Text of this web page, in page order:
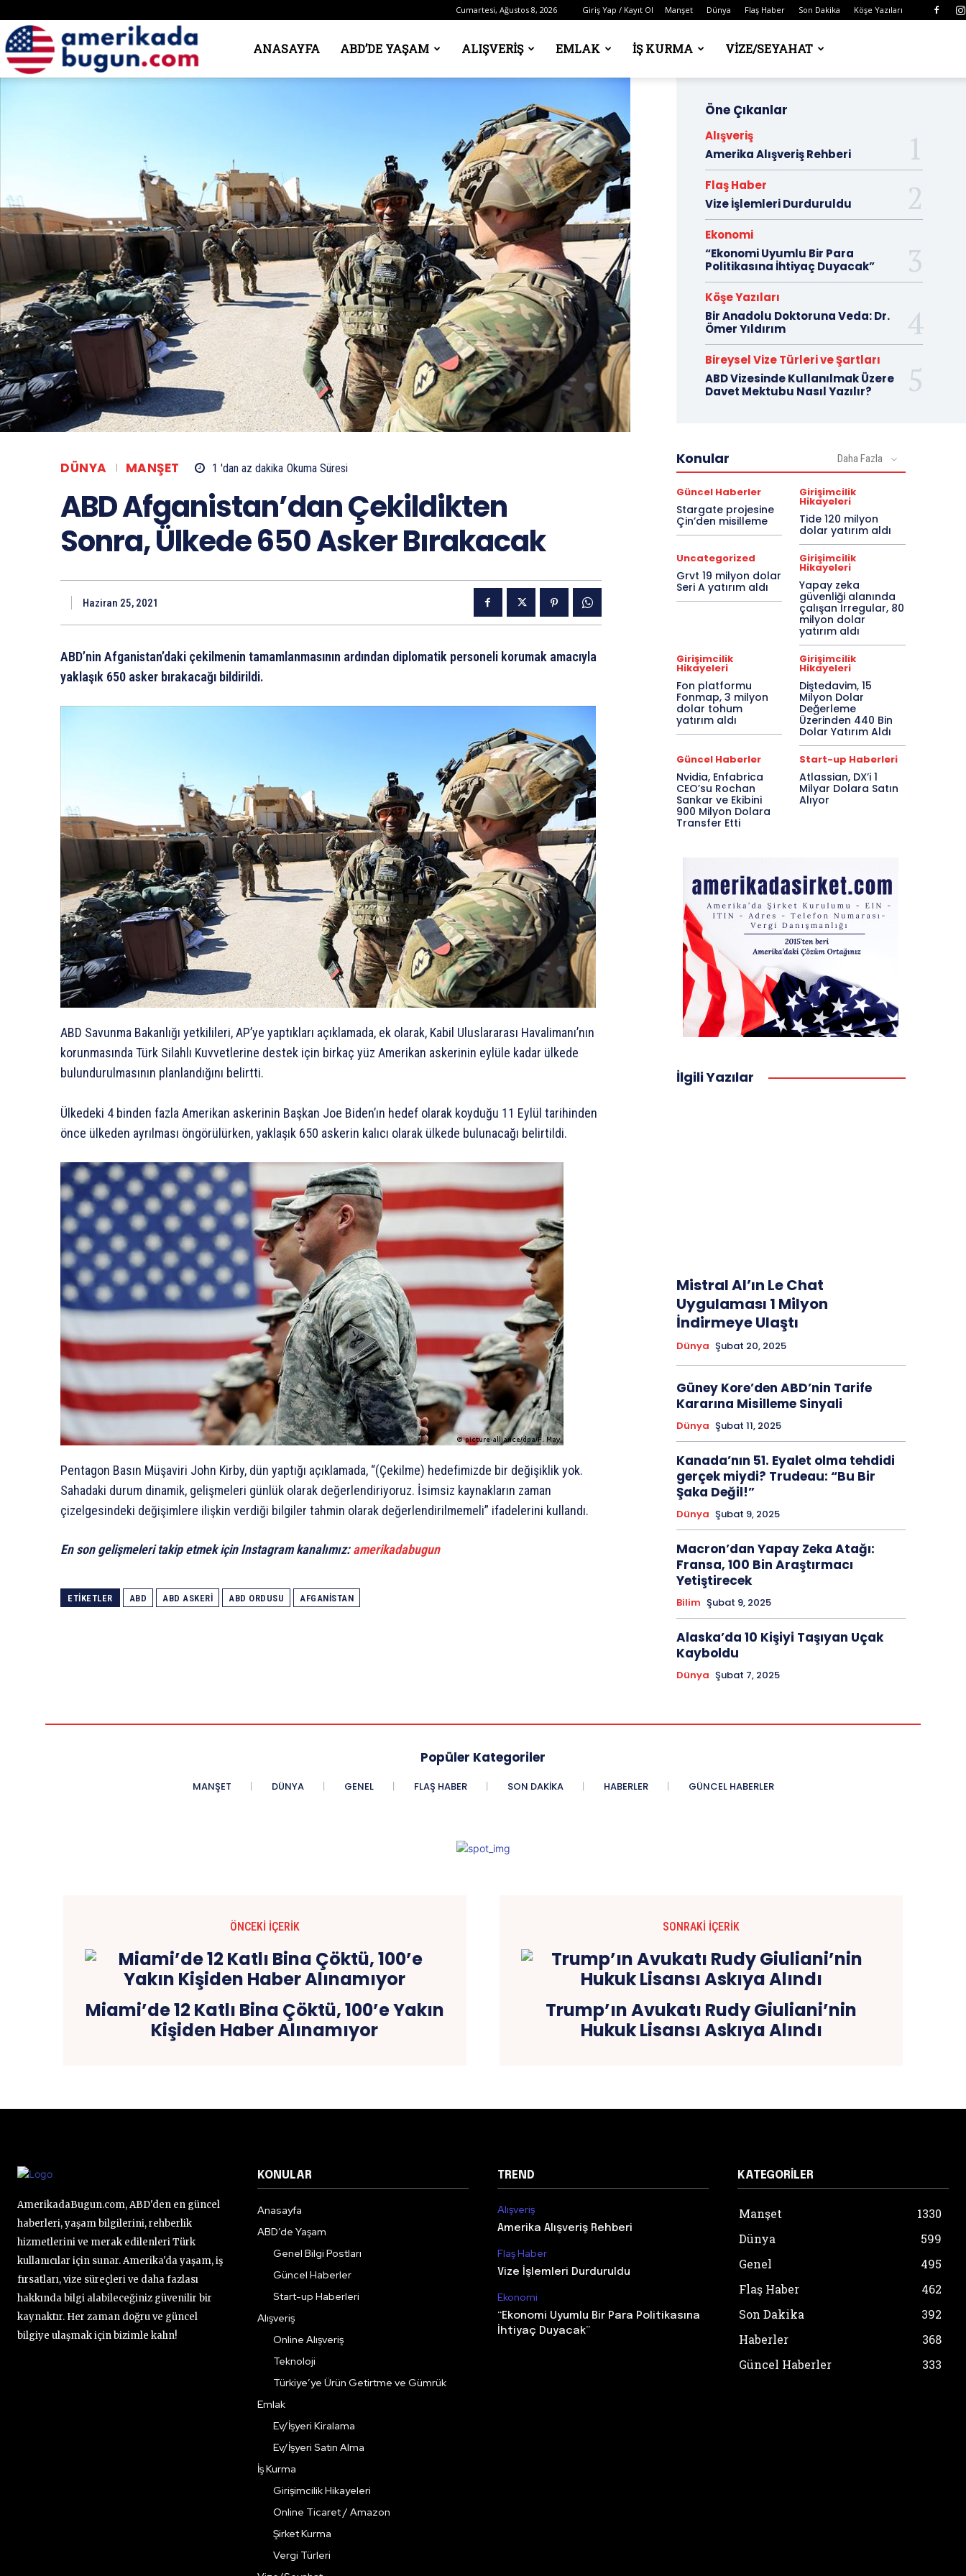
Cumartesi, Ağustos 8, 2026 Giriş Yap / Kayıt Ol Manşet Dünya Flaş Haber Son Dakika Köşe Yazıları
Amerika’daANASAYFA ABD’DE YAŞAM ALIŞVERIŞ EMLAK İŞ KURMA VIZE/SEYAHAT
DÜNYA MANŞET 1 'dan az dakika Okuma Süresi
ABD Afganistan’dan Çekildikten
Sonra, Ülkede 650 Asker Bırakacak
Haziran 25, 2021
ABD’nin Afganistan’daki çekilmenin tamamlanmasının ardından diplomatik personeli korumak amacıyla
yaklaşık 650 asker bırakacağı bildirildi.
ABD Savunma Bakanlığı yetkilileri, AP’ye yaptıkları açıklamada, ek olarak, Kabil Uluslararası Havalimanı’nın
korunmasında Türk Silahlı Kuvvetlerine destek için birkaç yüz Amerikan askerinin eylüle kadar ülkede
bulundurulmasının planlandığını belirtti.
Ülkedeki 4 binden fazla Amerikan askerinin Başkan Joe Biden’ın hedef olarak koyduğu 11 Eylül tarihinden
önce ülkeden ayrılması öngörülürken, yaklaşık 650 askerin kalıcı olarak ülkede bulunacağı belirtildi.
Pentagon Basın Müşaviri John Kirby, dün yaptığı açıklamada, “(Çekilme) hedefimizde bir değişiklik yok.
Sahadaki durum dinamik, gelişmeleri günlük olarak değerlendiriyoruz. İsimsiz kaynakların zaman
çizelgesindeki değişimlere ilişkin verdiği bilgiler tahmin olarak değerlendirilmemeli” ifadelerini kullandı.
En son gelişmeleri takip etmek için Instagram kanalımız:amerikadabugun
ETIKETLER ABD ABD ASKERI ABD ORDUSU AFGANISTAN
Öne Çıkanlar
Alışveriş
Amerika Alışveriş Rehberi
Flaş Haber
Vize İşlemleri Durduruldu
Ekonomi
“Ekonomi Uyumlu Bir Para
Politikasına İhtiyaç Duyacak”
Köşe Yazıları
Bir Anadolu Doktoruna Veda: Dr.
Ömer Yıldırım
Bireysel Vize Türleri ve Şartları
ABD Vizesinde Kullanılmak Üzere
Davet Mektubu Nasıl Yazılır?
Konular Daha Fazla
Güncel Haberler
Stargate projesine
Çin’den misilleme
Girişimcilik
Hikayeleri
Tide 120 milyon
dolar yatırım aldı
Uncategorized
Grvt 19 milyon dolar
Seri A yatırım aldı
Girişimcilik
Hikayeleri
Yapay zeka
güvenliği alanında
çalışan Irregular, 80
milyon dolar
yatırım aldı
Girişimcilik
Hikayeleri
Fon platformu
Fonmap, 3 milyon
dolar tohum
yatırım aldı
Girişimcilik
Hikayeleri
Diştedavim, 15
Milyon Dolar
Değerleme
Üzerinden 440 Bin
Dolar Yatırım Aldı
Güncel Haberler
Nvidia, Enfabrica
CEO’su Rochan
Sankar ve Ekibini
900 Milyon Dolara
Transfer Etti
Start-up Haberleri
Atlassian, DX’i 1
Milyar Dolara Satın
Alıyor
İlgili Yazılar
Mistral AI’ın Le Chat
Uygulaması 1 Milyon
İndirmeye Ulaştı
Dünya Şubat 20, 2025
Güney Kore’den ABD’nin Tarife
Kararına Misilleme Sinyali
Dünya Şubat 11, 2025
Kanada’nın 51. Eyalet olma tehdidi
gerçek miydi? Trudeau: “Bu Bir
Şaka Değil!”
Dünya Şubat 9, 2025
Macron’dan Yapay Zeka Atağı:
Fransa, 100 Bin Araştırmacı
Yetiştirecek
Bilim Şubat 9, 2025
Alaska’da 10 Kişiyi Taşıyan Uçak
Kayboldu
Dünya Şubat 7, 2025
Popüler Kategoriler
MANŞET DÜNYA GENEL FLAŞ HABER SON DAKIKA HABERLER GÜNCEL HABERLER
ÖNCEKI İÇERIK
Miami’de 12 Katlı Bina Çöktü, 100’e Yakın
Kişiden Haber Alınamıyor
SONRAKI İÇERIK
Trump’ın Avukatı Rudy Giuliani’nin
Hukuk Lisansı Askıya Alındı
AmerikadaBugun.com, ABD'den en güncel
haberleri, yaşam bilgilerini, rehberlik
hizmetlerini ve merak edilenleri Türk
kullanıcılar için sunar. Amerika'da yaşam, iş
fırsatları, vize süreçleri ve daha fazlası
hakkında bilgi alabileceğiniz güvenilir bir
kaynaktır. Her zaman doğru ve güncel
bilgiye ulaşmak için bizimle kalın!
KONULAR
Anasayfa
ABD’de Yaşam
Genel Bilgi Postları
Güncel Haberler
Start-up Haberleri
Alışveriş
Online Alışveriş
Teknoloji
Türkiye’ye Ürün Getirtme ve Gümrük
Emlak
Ev/İşyeri Kiralama
Ev/İşyeri Satın Alma
İş Kurma
Girişimcilik Hikayeleri
Online Ticaret / Amazon
Şirket Kurma
Vergi Türleri
TREND
Alışveriş
Amerika Alışveriş Rehberi
Flaş Haber
Vize İşlemleri Durduruldu
Ekonomi
“Ekonomi Uyumlu Bir Para Politikasına
İhtiyaç Duyacak”
KATEGORILER
Manşet
1330
Dünya
599
Genel
495
Flaş Haber
462
Son Dakika
392
Haberler
368
Güncel Haberler
333